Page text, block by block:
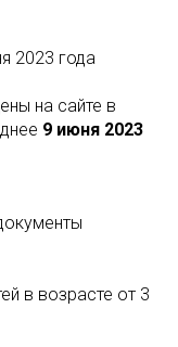
2023 года
на сайте в
9 июня 2023
в возрасте от 3